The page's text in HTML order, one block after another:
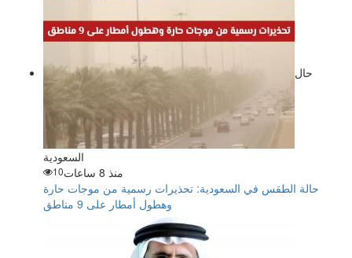
حال
السعودية
منذ 8 ساعات
10
حالة الطقس في السعودية: تحذيرات رسمية من موجات حارة
وهطول أمطار على 9 مناطق